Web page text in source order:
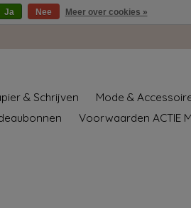
& Schrijven Mode &
Voorwaarden ACTIE
Ja Nee Meer over cookies »